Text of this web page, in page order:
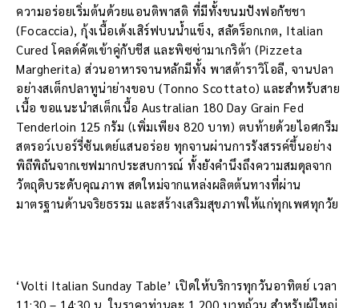
ความอร่อยเริ่มต้นด้วยแอนติพาสติ ที่มีทั้งขนมปังฟอกัชชา
(Focaccia), กุ้งเนื้อเด้งเสิร์ฟบนน้ำแข็ง, สลัดร็อกเกต, Italian
Cured โคลด์คัตเข้าคู่กับชีส และพิซซ่ามาเกริต้า (Pizzeta
Margherita) ส่วนอาหารจานหลักมีทั้ง พาสต้าราวิโอลี, จานปลา
อย่างสเต็กปลาทูน่าย่างขอบ (Tonno Scottato) และสำหรับสาย
เนื้อ ขอแนะนำสเต็กเนื้อ Australian 180 Day Grain Fed
Tenderloin 125 กรัม (เพิ่มเพียง 820 บาท) ตบท้ายด้วยไอศกรีม
สตรอว์เบอร์รี่ซันเดย์แสนอร่อย ทุกจานผ่านการรังสรรค์ขึ้นอย่าง
พิถีพิถันจากเชฟมากประสบการณ์ ทั้งยังคำนึงถึงความสมดุลจาก
วัตถุดิบระดับคุณภาพ สดใหม่จากแหล่งผลิตต้นทางที่ผ่าน
มาตรฐานด้านจริยธรรม และสร้างเสริมสุขภาพให้แก่ทุกเพศทุกวัย
‘Volti Italian Sunday Table’ เปิดให้บริการทุกวันอาทิตย์ เวลา
11:30 – 14:30 น. ในราคาท่านละ 1,200 บาทถ้วน สำหรับผู้ใหญ่